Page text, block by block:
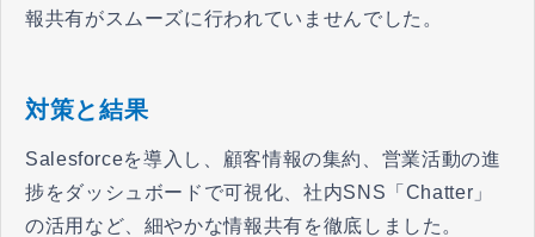
報共有がスムーズに行われていませんでした。
対策と結果
Salesforceを導入し、顧客情報の集約、営業活動の進
捗をダッシュボードで可視化、社内SNS「Chatter」
の活用など、細やかな情報共有を徹底しました。